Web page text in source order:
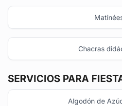
Chacras
SERVICIOS PARA
Algodón de